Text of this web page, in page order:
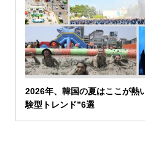
2026年、韓国の夏はここが熱
験型トレンド”6選